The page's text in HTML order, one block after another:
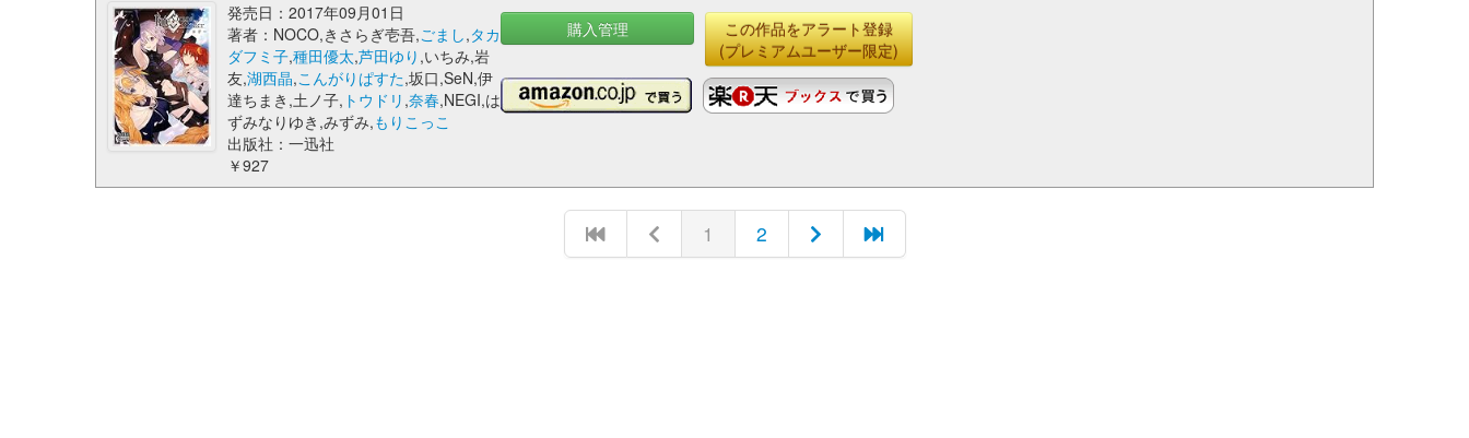
発売日：2017年09月01日
著者：NOCO,きさらぎ壱吾,ごまし,タカ
ダフミ子,種田優太,芦田ゆり ,いちみ,岩
友,湖西晶,こんがりぱすた,坂口,SeN,伊
達ちまき,土ノ子, トウドリ ,奈春,NEGI,は
ずみなりゆき,みずみ,もりこっこ
出版社：一迅社
￥927
購入管理
この作品をアラート登録
(プレミアムユーザー限定)
1 2